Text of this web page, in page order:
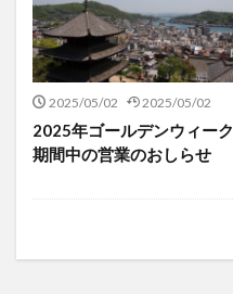
2025/05/02 2025/05/02
2025年ゴールデンウィーク
期間中の営業のおしらせ